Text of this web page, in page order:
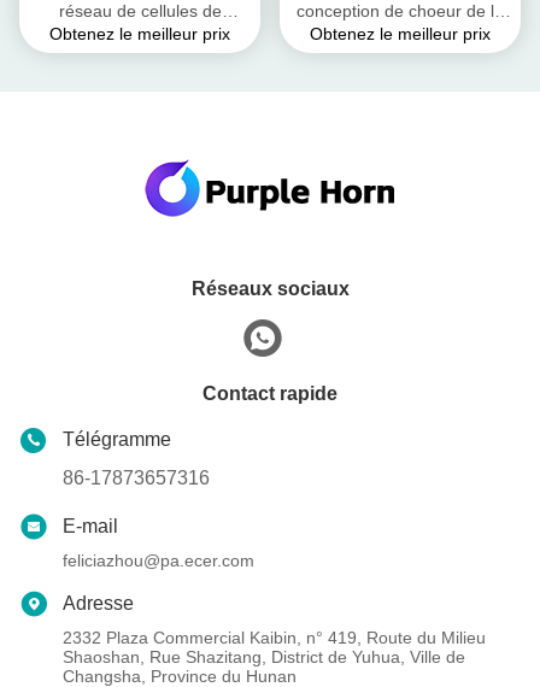
réseau de cellules de
puissance élevée - 8W
Obtenez le meilleur prix
conception de choeur de la
chaîne 8 de couverture du
Obtenez le meilleur prix
Réseaux sociaux
Contact rapide
Télégramme
86-17873657316
E-mail
feliciazhou@pa.ecer.com
Adresse
2332 Plaza Commercial Kaibin, n° 419, Route du Milieu
Shaoshan, Rue Shazitang, District de Yuhua, Ville de
Changsha, Province du Hunan